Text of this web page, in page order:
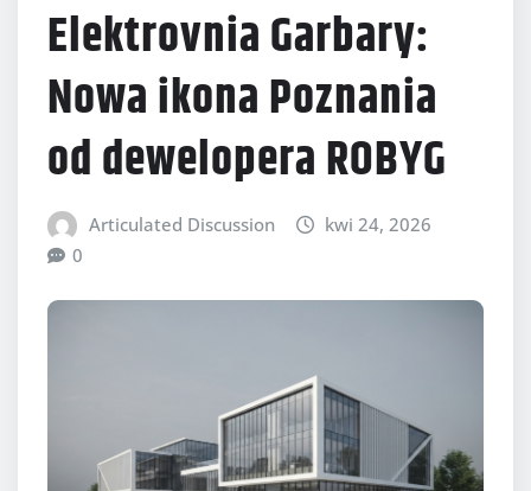
Elektrovnia Garbary:
Nowa ikona Poznania
od dewelopera ROBYG
Articulated Discussion
kwi 24, 2026
0